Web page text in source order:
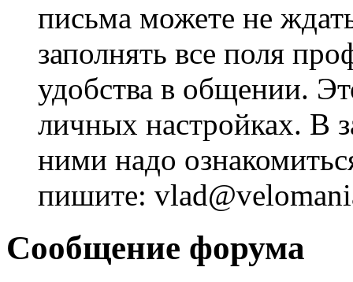
письма можете не
заполнять все поля
удобства в общении.
личных настройках. В
ними надо
пишите:
Сообщение форума